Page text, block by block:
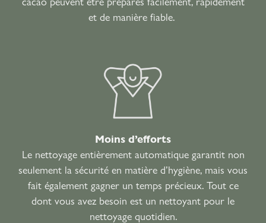
et de manière fiable.
Moins d’efforts
Le nettoyage entièrement automatique garantit non
seulement la sécurité en matière d’hygiène, mais vous
fait également gagner un temps précieux. Tout ce
dont vous avez besoin est un nettoyant pour le
nettoyage quotidien.